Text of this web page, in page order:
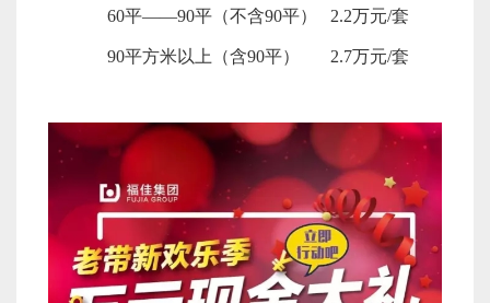
60平——90平（不含90平） 2.2万元/套
90平方米以上（含90平） 2.7万元/套